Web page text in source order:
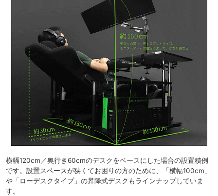
横幅120cm／奥行き60cmのデスクをベースにした場合の設置積例
です。設置スペースが狭くてお困りの方のために、「横幅100cm」
や「ローデスクタイプ」の昇降式デスクもラインナップしていま
す。